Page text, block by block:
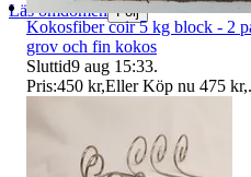
Läs omdömen Följ
Kokosfiber coir 5 kg block - 2
grov och fin kokos
Sluttid9 aug 15:33.
Pris:450 kr,Eller Köp nu 475 kr,.